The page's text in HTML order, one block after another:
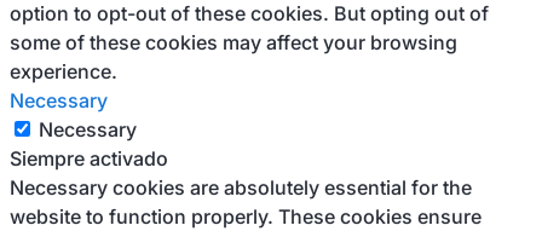
option to opt-out of these cookies. But opting out of
some of these cookies may affect your browsing
experience.
Necessary
Necessary
Siempre activado
Necessary cookies are absolutely essential for the
website to function properly. These cookies ensure